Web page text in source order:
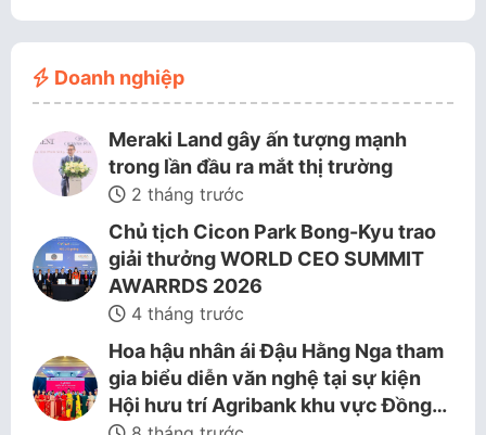
Doanh nghiệp
Meraki Land gây ấn tượng mạnh
trong lần đầu ra mắt thị trường
2 tháng trước
Chủ tịch Cicon Park Bong-Kyu trao
giải thưởng WORLD CEO SUMMIT
AWARRDS 2026
4 tháng trước
Hoa hậu nhân ái Đậu Hằng Nga tham
gia biểu diễn văn nghệ tại sự kiện
Hội hưu trí Agribank khu vực Đồng…